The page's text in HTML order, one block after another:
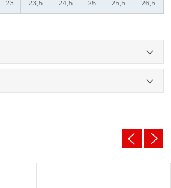
23 23,5 24,5 25 25,5 26,5